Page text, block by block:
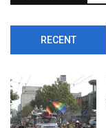
RECENT